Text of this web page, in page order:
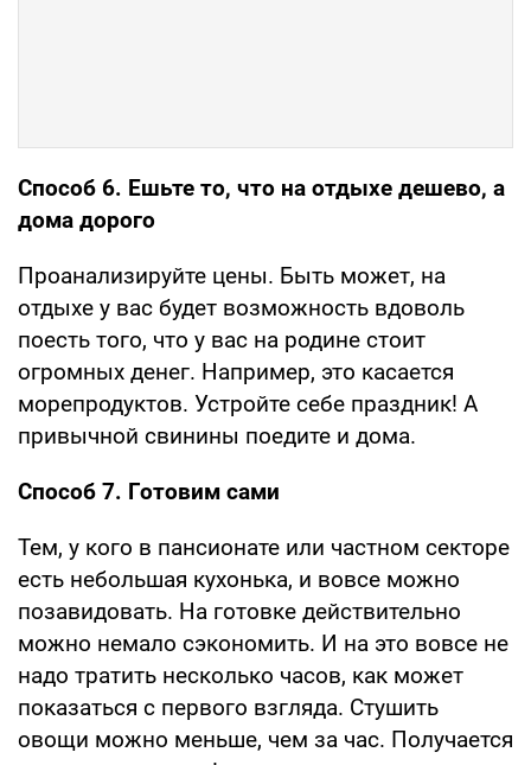
Способ 6. Ешьте то, что на отдыхе дешево, а
дома дорого
Проанализируйте цены. Быть может, на
отдыхе у вас будет возможность вдоволь
поесть того, что у вас на родине стоит
огромных денег. Например, это касается
морепродуктов. Устройте себе праздник! А
привычной свинины поедите и дома.
Способ 7. Готовим сами
Тем, у кого в пансионате или частном секторе
есть небольшая кухонька, и вовсе можно
позавидовать. На готовке действительно
можно немало сэкономить. И на это вовсе не
надо тратить несколько часов, как может
показаться с первого взгляда. Стушить
овощи можно меньше, чем за час. Получается